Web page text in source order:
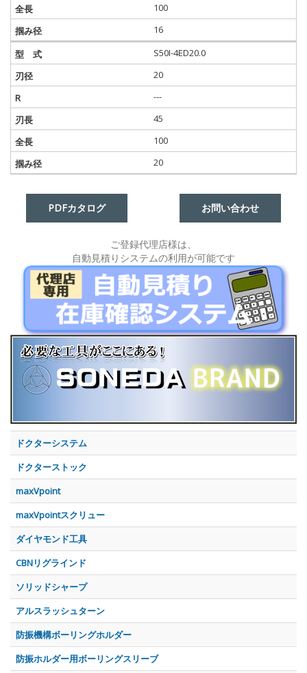
100
16
S50I-4ED20.0
20
---
45
100
20
PDFカタログ お問い合わせ
ご登録代理店様は、
自動見積りシステムの利用が可能です
ドクターシステム
ドクターストック
maxVpoint
maxVpointスクリュー
ダイヤモンド工具
CBNリグラインド
ソリッドシャープ
アルスラッシュターン
防振機構ボーリングホルダー
防振ホルダー用ボーリングスリーブ